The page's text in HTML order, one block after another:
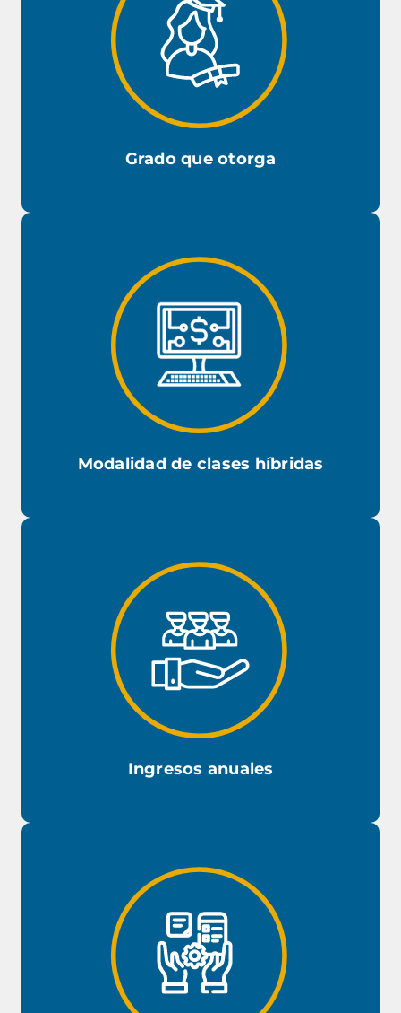
Grado que otorga
Grado que otorga
MBA, Magíster en Gestión Empresarial
Modalidad de clases híbridas
Las clases se desarrollan de manera sincrónica, en modalidad
híbrida. ¡Tu eliges!
Modalidad presencial: Casa
ubicado en Avenida España 1680, Valparaíso.
ubicado en Avenida Santa María 6400, Vitacura,
Modalidad Online: Plataforma Zoom
Ingresos anuales
Dos ingresos anuales a clases: Inicio MBA Abril: Postulaciones
Inicio MBA Octubre : Postulaciones hasta a
septiembre. Sujeto a disponibilidad de cupos.